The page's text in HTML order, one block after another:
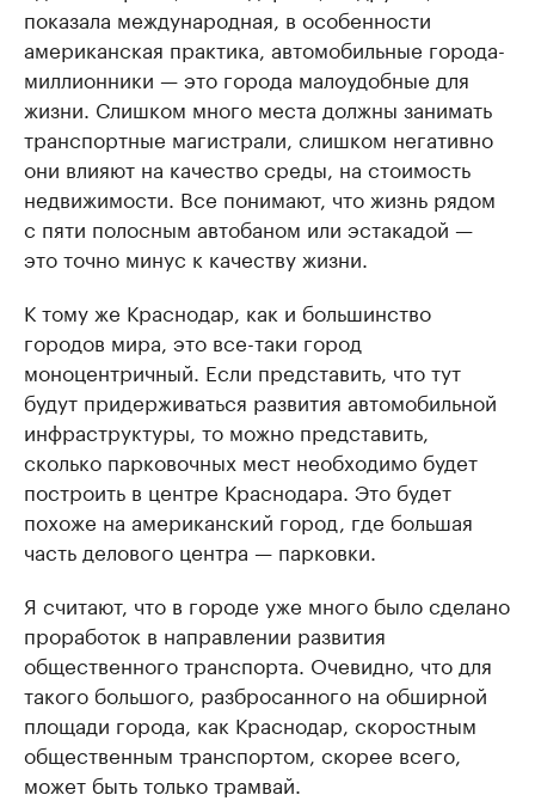
показала международная, в особенности
американская практика, автомобильные города-
миллионники — это города малоудобные для
жизни. Слишком много места должны занимать
транспортные магистрали, слишком негативно
они влияют на качество среды, на стоимость
недвижимости. Все понимают, что жизнь рядом
с пяти полосным автобаном или эстакадой —
это точно минус к качеству жизни.
К тому же Краснодар, как и большинство
городов мира, это все-таки город
моноцентричный. Если представить, что тут
будут придерживаться развития автомобильной
инфраструктуры, то можно представить,
сколько парковочных мест необходимо будет
построить в центре Краснодара. Это будет
похоже на американский город, где большая
часть делового центра — парковки.
Я считают, что в городе уже много было сделано
проработок в направлении развития
общественного транспорта. Очевидно, что для
такого большого, разбросанного на обширной
площади города, как Краснодар, скоростным
общественным транспортом, скорее всего,
может быть только трамвай.